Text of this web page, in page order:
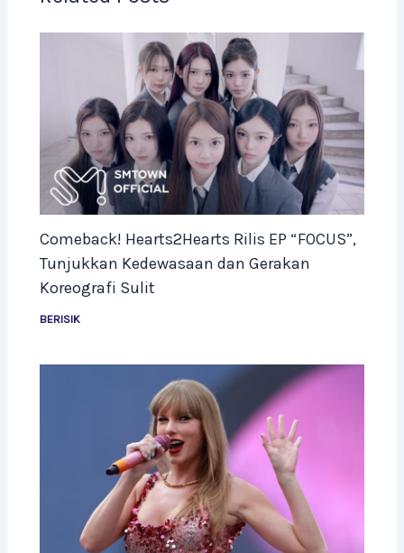
Comeback! Hearts2Hearts Rilis EP “FOCUS”,
Tunjukkan Kedewasaan dan Gerakan
Koreografi Sulit
BERISIK